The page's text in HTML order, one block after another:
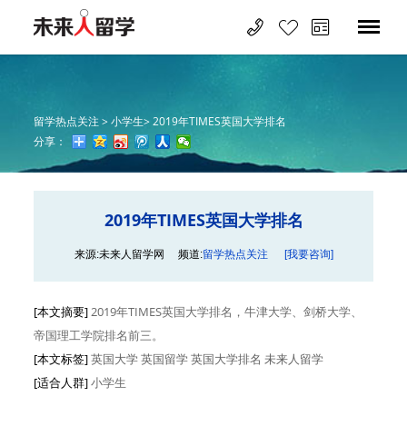
留学热点关注 >小学生>2019年TIMES英国大学排名
分享：
2019年TIMES英国大学排名
来源:未来人留学网 频道:留学热点关注 [我要咨询]
[本文摘要]2019年TIMES英国大学排名，牛津大学、剑桥大学、
帝国理工学院排名前三。
[本文标签]英国大学 英国留学 英国大学排名 未来人留学
[适合人群]小学生